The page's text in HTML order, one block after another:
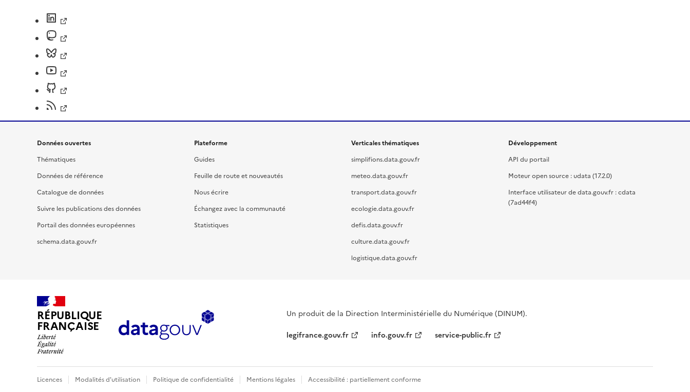
Données ouvertes
Thématiques
Données de référence
Catalogue de données
Suivre les publications des données
Portail des données européennes
schema.data.gouv.fr
Plateforme
Guides
Feuille de route et nouveautés
Nous écrire
Échangez avec la communauté
Statistiques
Verticales thématiques
simplifions.data.gouv.fr
meteo.data.gouv.fr
transport.data.gouv.fr
ecologie.data.gouv.fr
defis.data.gouv.fr
culture.data.gouv.fr
logistique.data.gouv.fr
Développement
API du portail
Moteur open source : udata (17.2.0)
Interface utilisateur de data.gouv.fr : cdata
(7ad44f4)
RÉPUBLIQUE
FRANÇAISE
Un produit de la Direction Interministérielle du Numérique (DINUM).
legifrance.gouv.fr
info.gouv.fr service-public.fr
Licences Modalités d'utilisation Politique de confidentialité Mentions légales Accessibilité : partiellement conforme